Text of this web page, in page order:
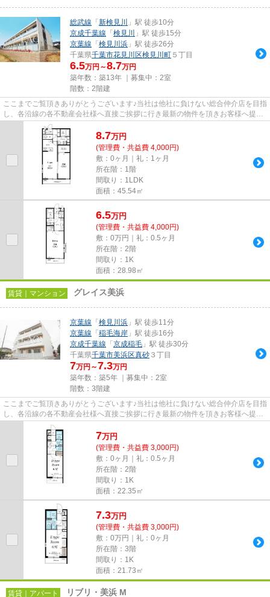
総武線 「 新検見川
」駅 徒歩10分
京成千葉線 「 検見川
」駅 徒歩15分
京葉線 「 検見川浜 」駅 徒歩26分
千葉県千葉市花見川区検見川町 ５丁目
6.5万円～8.7万円
築年数：築13年 ｜募集中： 2室
階数：2階建
ここまでご覧頂きありがとうございます♪当社は他社に負けない総合仲介店を目指
し、各沿線の各不動産会社様へ直接ご挨拶に行き最新の物件を頂きお客様へ提供
しております！最新の情報は...
8.7万円
(管理費・共益費 4,000円)
敷：0ヶ月｜礼：1ヶ月
所在階：1階
間取り：1LDK
面積：45.54㎡
6.5万円
(管理費・共益費 4,000円)
敷：0万円｜礼：0.5ヶ月
所在階：2階
間取り：1K
面積：28.98㎡
賃貸｜マンション グレイス美浜
京葉線 「 検見川浜 」駅 徒歩11分
京葉線 「 稲毛海岸 」駅 徒歩16分
京成千葉線 「 京成稲毛 」駅 徒歩30分
千葉県千葉市美浜区真砂 ３丁目
7万円～7.3万円
築年数：築5年 ｜募集中： 2室
階数：3階建
ここまでご覧頂きありがとうございます♪当社は他社に負けない総合仲介店を目指
し、各沿線の各不動産会社様へ直接ご挨拶に行き最新の物件を頂きお客様へ提供
しております！最新の情報は...
7万円
(管理費・共益費 3,000円)
敷：0ヶ月｜礼：0.5ヶ月
所在階：2階
間取り：1K
面積：22.35㎡
7.3万円
(管理費・共益費 3,000円)
敷：0万円｜礼：0ヶ月
所在階：3階
間取り：1K
面積：21.73㎡
賃貸｜アパート リブリ・美浜 M